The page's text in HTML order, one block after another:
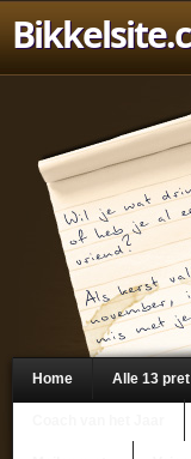
Home Alle 13 pret